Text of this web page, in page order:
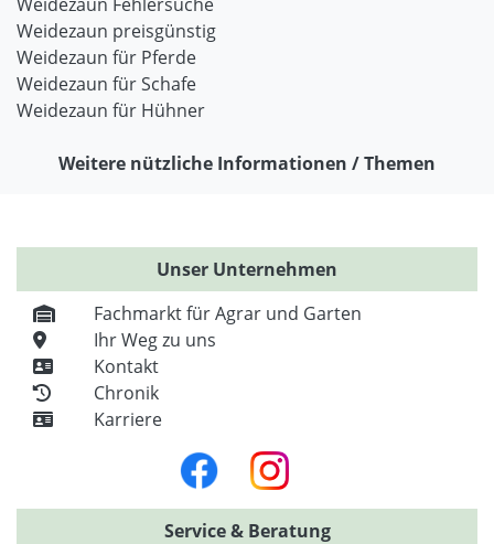
Weidezaun preisgünstig
Weidezaun für Pferde
Weidezaun für Schafe
Weidezaun für Hühner
Weitere nützliche Informationen / Themen
Unser Unternehmen
Fachmarkt für Agrar und Garten
Ihr Weg zu uns
Kontakt
Chronik
Karriere
Service & Beratung